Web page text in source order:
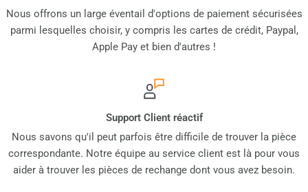
Nous offrons un large éventail d'options de paiement sécurisées
parmi lesquelles choisir, y compris les cartes de crédit, Paypal,
Apple Pay et bien d'autres !
Support Client réactif
Nous savons qu'il peut parfois être difficile de trouver la pièce
correspondante. Notre équipe au service client est là pour vous
aider à trouver les pièces de rechange dont vous avez besoin.